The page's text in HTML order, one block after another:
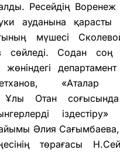
Ресейдің
ауданына қарасты
мүшесі
сөйледі. Содан соң
жөніндегі
«Аталар
Ұлы Отан соғысында
іздестіру»
Әлия
төрағасы